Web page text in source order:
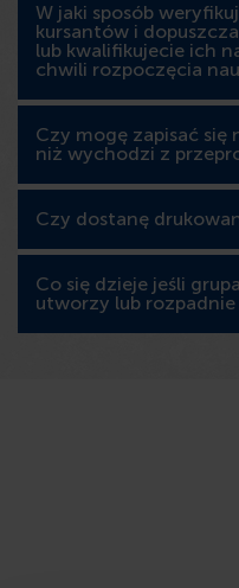
W jaki sposób
kursantów i
lub kwalifikujecie ich
chwili rozpoczęcia
Czy mogę zapisać się
niż wychodzi z
Czy dostanę
Co się dzieje jeśli
utworzy lub rozpadnie